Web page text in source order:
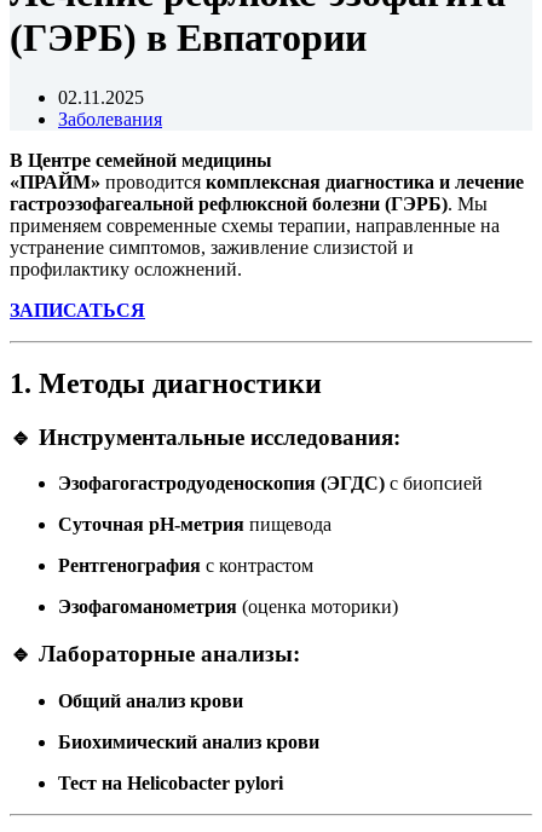
(ГЭРБ) в Евпатории
02.11.2025
Заболевания
В Центре семейной медицины
«ПРАЙМ» проводится комплексная диагностика и лечение
гастроэзофагеальной рефлюксной болезни (ГЭРБ). Мы
применяем современные схемы терапии, направленные на
устранение симптомов, заживление слизистой и
профилактику осложнений.
ЗАПИСАТЬСЯ
1. Методы диагностики
🔹 Инструментальные исследования:
Эзофагогастродуоденоскопия (ЭГДС) с биопсией
Суточная pH-метрия пищевода
Рентгенография с контрастом
Эзофагоманометрия (оценка моторики)
🔹 Лабораторные анализы:
Общий анализ крови
Биохимический анализ крови
Тест на Helicobacter pylori